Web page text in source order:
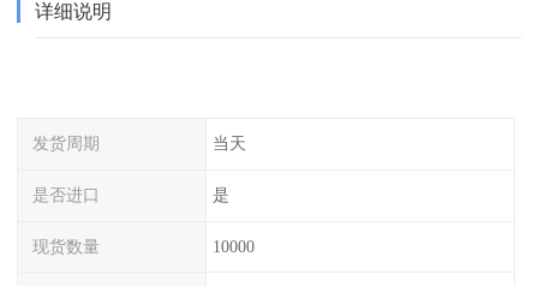
详细说明
发货周期 当天
是否进口 是
现货数量 10000